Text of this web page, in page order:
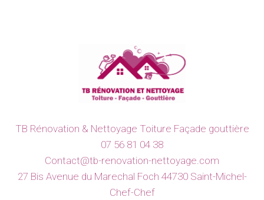
TB Rénovation & Nettoyage Toiture Façade gouttière
07 56 81 04 38
Contact@tb-renovation-nettoyage.com
27 Bis Avenue du Marechal Foch 44730 Saint-Michel-
Chef-Chef